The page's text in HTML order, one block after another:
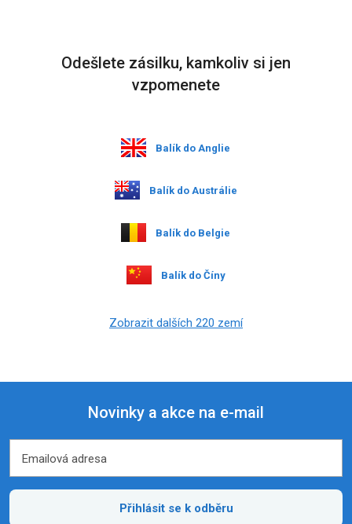
Odešlete zásilku, kamkoliv si jen
vzpomenete
Balík do Anglie
Balík do Austrálie
Balík do Belgie
Balík do Číny
Zobrazit dalších 220 zemí
Novinky a akce na e-mail
Emailová adresa
Přihlásit se k odběru